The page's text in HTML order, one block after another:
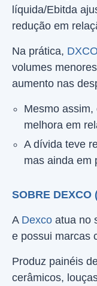
líquida/Ebitda
redução em
Na prática,
volumes
aumento nas
Mesmo
melhora em
A dívida teve
mas ainda em
SOBRE DEXCO
A Dexco atua no
e possui marcas
Produz painéis
cerâmicos,